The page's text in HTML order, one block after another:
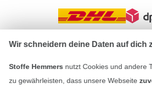
Impressum
Wir schneidern deine Daten auf dich
Stoffe Hemmers nutzt Cookies und andere
zu gewährleisten, dass unsere Webseite